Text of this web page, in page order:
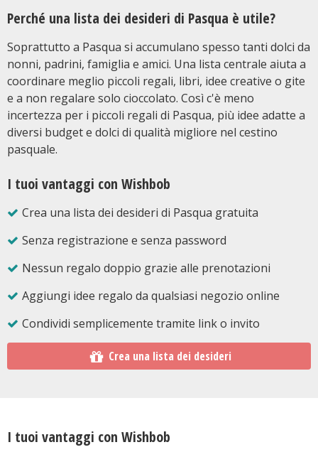
Perché una lista dei desideri di Pasqua è utile?
Soprattutto a Pasqua si accumulano spesso tanti dolci da
nonni, padrini, famiglia e amici. Una lista centrale aiuta a
coordinare meglio piccoli regali, libri, idee creative o gite
e a non regalare solo cioccolato. Così c'è meno
incertezza per i piccoli regali di Pasqua, più idee adatte a
diversi budget e dolci di qualità migliore nel cestino
pasquale.
I tuoi vantaggi con Wishbob
Crea una lista dei desideri di Pasqua gratuita
Senza registrazione e senza password
Nessun regalo doppio grazie alle prenotazioni
Aggiungi idee regalo da qualsiasi negozio online
Condividi semplicemente tramite link o invito
Crea una lista dei desideri
I tuoi vantaggi con Wishbob